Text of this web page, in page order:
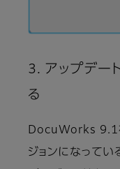
3. アップデー
る
DocuWorks 9.1
ジョンになってい